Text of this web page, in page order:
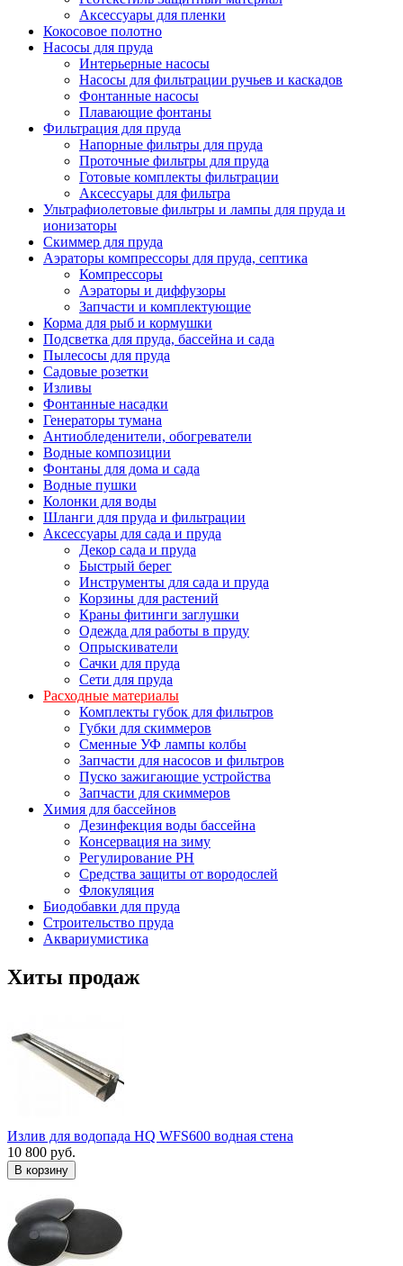
Аксессуары для пленки
Кокосовое полотно
Насосы для пруда
Интерьерные насосы
Насосы для фильтрации ручьев и каскадов
Фонтанные насосы
Плавающие фонтаны
Фильтрация для пруда
Напорные фильтры для пруда
Проточные фильтры для пруда
Готовые комплекты фильтрации
Аксессуары для фильтра
Ультрафиолетовые фильтры и лампы для пруда и
ионизаторы
Скиммер для пруда
Аэраторы компрессоры для пруда, септика
Компрессоры
Аэраторы и диффузоры
Запчасти и комплектующие
Корма для рыб и кормушки
Подсветка для пруда, бассейна и сада
Пылесосы для пруда
Садовые розетки
Изливы
Фонтанные насадки
Генераторы тумана
Антиобледенители, обогреватели
Водные композиции
Фонтаны для дома и сада
Водные пушки
Колонки для воды
Шланги для пруда и фильтрации
Аксессуары для сада и пруда
Декор сада и пруда
Быстрый берег
Инструменты для сада и пруда
Корзины для растений
Краны фитинги заглушки
Одежда для работы в пруду
Опрыскиватели
Сачки для пруда
Сети для пруда
Расходные материалы
Комплекты губок для фильтров
Губки для скиммеров
Сменные УФ лампы колбы
Запчасти для насосов и фильтров
Пуско зажигающие устройства
Запчасти для скиммеров
Химия для бассейнов
Дезинфекция воды бассейна
Консервация на зиму
Регулирование PH
Средства защиты от вородослей
Флокуляция
Биодобавки для пруда
Строительство пруда
Аквариумистика
Хиты продаж
Излив для водопада HQ WFS600 водная стена
10 800 руб.
В корзину